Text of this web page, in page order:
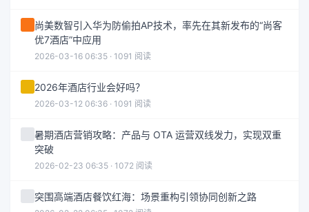
尚美数智引入华为防偷拍AP技术，率先在其新发布的“尚客
优7酒店”中应用
2026-03-16 06:35 · 1091 阅读
2026年酒店行业会好吗？
2026-03-12 06:36 · 1091 阅读
暑期酒店营销攻略：产品与 OTA 运营双线发力，实现双重
突破
2026-02-23 06:35 · 1072 阅读
突围高端酒店餐饮红海：场景重构引领协同创新之路